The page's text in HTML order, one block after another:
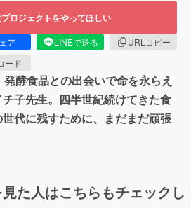
ロジェクトをやってほしい
ア LINEで送る
URLコピー
ード
酵食品との出会いで命を永らえ
子先生。四半世紀続けてきた食
代に残すために、まだまだ頑張
た人はこちらもチェックし